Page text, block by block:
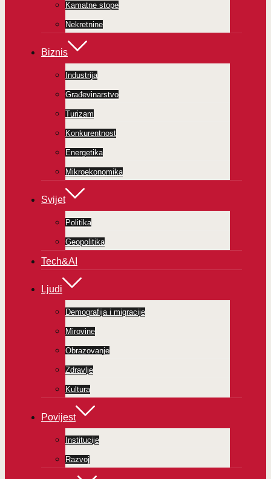
Kamatne stope
Nekretnine
Biznis
Industrija
Građevinarstvo
Turizam
Konkurentnost
Energetika
Mikroekonomika
Svijet
Politika
Geopolitika
Tech&AI
Ljudi
Demografija i migracije
Mirovine
Obrazovanje
Zdravlje
Kultura
Povijest
Institucije
Razvoj